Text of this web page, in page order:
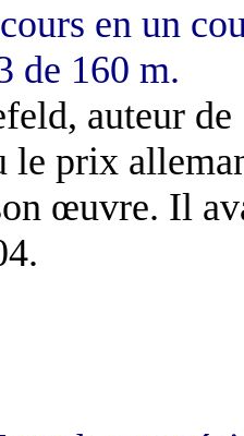
en un
de 160 m.
auteur
le prix
œuvre. Il